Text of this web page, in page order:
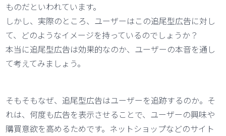
ものだといわれています。
しかし、実際のところ、ユーザーはこの追尾型広告に対し
て、どのようなイメージを持っているのでしょうか？
本当に追尾型広告は効果的なのか、ユーザーの本音を通し
て考えてみましょう。
そもそもなぜ、追尾型広告はユーザーを追跡するのか。そ
れは、何度も広告を表示させることで、ユーザーの興味や
購買意欲を高めるためです。ネットショップなどのサイト